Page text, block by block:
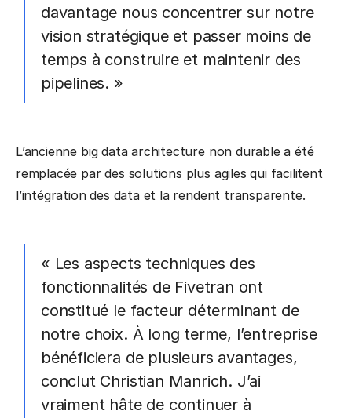
davantage nous concentrer sur notre
vision stratégique et passer moins de
temps à construire et maintenir des
pipelines. »
L’ancienne big data architecture non durable a été
remplacée par des solutions plus agiles qui facilitent
l’intégration des data et la rendent transparente.
« Les aspects techniques des
fonctionnalités de Fivetran ont
constitué le facteur déterminant de
notre choix. À long terme, l’entreprise
bénéficiera de plusieurs avantages,
conclut Christian Manrich. J’ai
vraiment hâte de continuer à